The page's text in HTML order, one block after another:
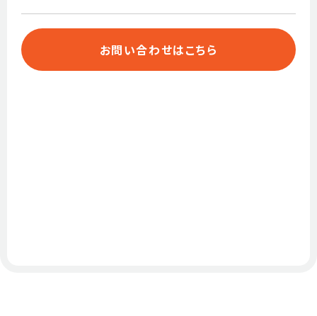
お問い合わせはこちら